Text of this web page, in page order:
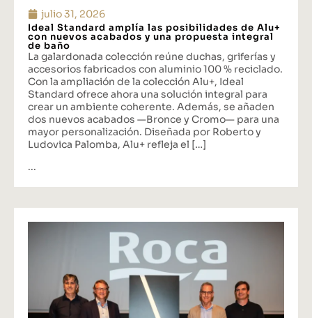
julio 31, 2026
Ideal Standard amplía las posibilidades de Alu+
con nuevos acabados y una propuesta integral
de baño
La galardonada colección reúne duchas, griferías y
accesorios fabricados con aluminio 100 % reciclado.
Con la ampliación de la colección Alu+, Ideal
Standard ofrece ahora una solución integral para
crear un ambiente coherente. Además, se añaden
dos nuevos acabados —Bronce y Cromo— para una
mayor personalización. Diseñada por Roberto y
Ludovica Palomba, Alu+ refleja el […]
...